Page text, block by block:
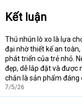
Kết luận
Thú nhún lò xo là lựa
đại nhờ thiết kế an
phát triển của trẻ nhỏ.
đẹp, dễ lắp đặt và được
chắn là sản phẩm đáng
7/5/26